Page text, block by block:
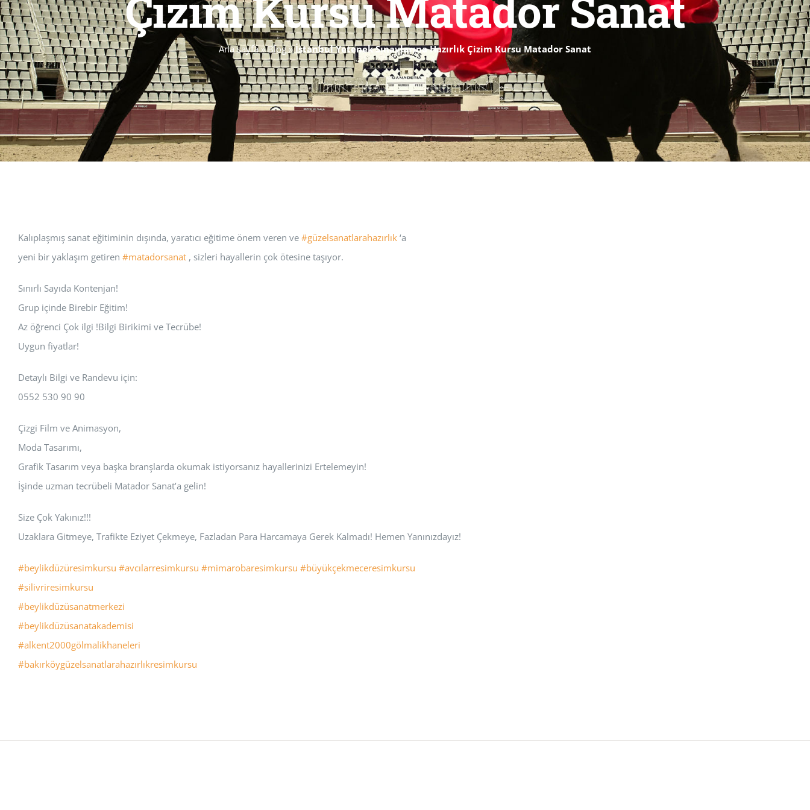
Ana sayfa»Blog»İstanbul Yetenek Sınavlarına Hazırlık Çizim Kursu Matador Sanat
Kalıplaşmış sanat eğitiminin dışında, yaratıcı eğitime önem veren ve #güzelsanatlarahazırlık ‘a
yeni bir yaklaşım getiren #matadorsanat , sizleri hayallerin çok ötesine taşıyor.
Sınırlı Sayıda Kontenjan!
Grup içinde Birebir Eğitim!
Az öğrenci Çok ilgi !Bilgi Birikimi ve Tecrübe!
Uygun fiyatlar!
Detaylı Bilgi ve Randevu için:
0552 530 90 90
Çizgi Film ve Animasyon,
Moda Tasarımı,
Grafik Tasarım veya başka branşlarda okumak istiyorsanız hayallerinizi Ertelemeyin!
İşinde uzman tecrübeli Matador Sanat’a gelin!
Size Çok Yakınız!!!
Uzaklara Gitmeye, Trafikte Eziyet Çekmeye, Fazladan Para Harcamaya Gerek Kalmadı! Hemen Yanınızdayız!
#beylikdüzüresimkursu #avcılarresimkursu #mimarobaresimkursu #büyükçekmeceresimkursu
#silivriresimkursu
#beylikdüzüsanatmerkezi
#beylikdüzüsanatakademisi
#alkent2000gölmalikhaneleri
#bakırköygüzelsanatlarahazırlıkresimkursu